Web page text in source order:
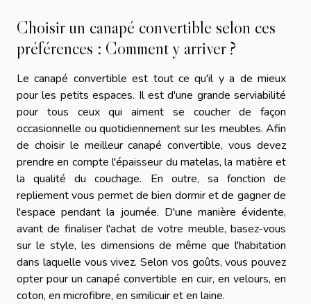
Choisir un canapé convertible selon ces
préférences : Comment y arriver ?
Le canapé convertible est tout ce qu'il y a de mieux
pour les petits espaces. Il est d'une grande serviabilité
pour tous ceux qui aiment se coucher de façon
occasionnelle ou quotidiennement sur les meubles. Afin
de choisir le meilleur canapé convertible, vous devez
prendre en compte l'épaisseur du matelas, la matière et
la qualité du couchage. En outre, sa fonction de
repliement vous permet de bien dormir et de gagner de
l'espace pendant la journée. D'une manière évidente,
avant de finaliser l'achat de votre meuble, basez-vous
sur le style, les dimensions de même que l'habitation
dans laquelle vous vivez. Selon vos goûts, vous pouvez
opter pour un canapé convertible en cuir, en velours, en
coton, en microfibre, en similicuir et en laine.